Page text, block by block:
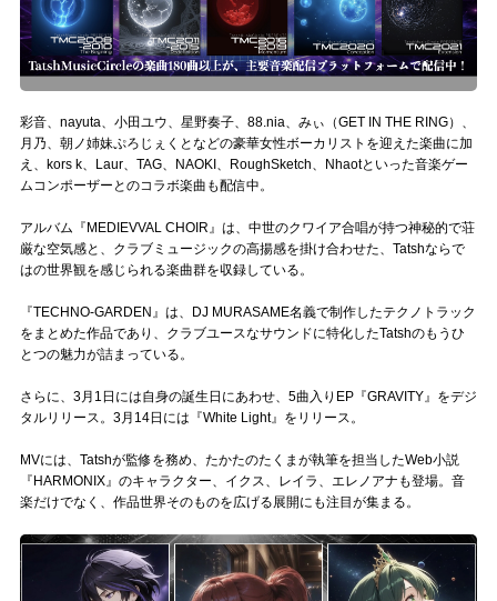
彩音、nayuta、小田ユウ、星野奏子、88.nia、みぃ（GET IN THE RING）、
月乃、朝ノ姉妹ぷろじぇくとなどの豪華女性ボーカリストを迎えた楽曲に加
え、kors k、Laur、TAG、NAOKI、RoughSketch、Nhaotといった音楽ゲー
ムコンポーザーとのコラボ楽曲も配信中。
アルバム『MEDIEVVAL CHOIR』は、中世のクワイア合唱が持つ神秘的で荘
厳な空気感と、クラブミュージックの高揚感を掛け合わせた、Tatshならで
はの世界観を感じられる楽曲群を収録している。
『TECHNO-GARDEN』は、DJ MURASAME名義で制作したテクノトラック
をまとめた作品であり、クラブユースなサウンドに特化したTatshのもうひ
とつの魅力が詰まっている。
さらに、3月1日には自身の誕生日にあわせ、5曲入りEP『GRAVITY』をデジ
タルリリース。3月14日には『White Light』をリリース。
MVには、Tatshが監修を務め、たかたのたくまが執筆を担当したWeb小説
『HARMONIX』のキャラクター、イクス、レイラ、エレノアナも登場。音
楽だけでなく、作品世界そのものを広げる展開にも注目が集まる。